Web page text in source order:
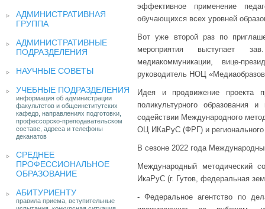
АДМИНИСТРАТИВНАЯ
ГРУППА
АДМИНИСТРАТИВНЫЕ
ПОДРАЗДЕЛЕНИЯ
НАУЧНЫЕ СОВЕТЫ
УЧЕБНЫЕ ПОДРАЗДЕЛЕНИЯ
информация об администрации
факультетов и общеинститутских
кафедр, направлениях подготовки,
профессорско-преподавательском
составе, адреса и телефоны
деканатов
СРЕДНЕЕ
ПРОФЕССИОНАЛЬНОЕ
ОБРАЗОВАНИЕ
АБИТУРИЕНТУ
правила приема, вступительные
эффективное применение
обучающихся всех уровней
Вот уже второй раз по
мероприятия выступает
медиакоммуникации, вице-
руководитель НОЦ
Идея и продвижение проекта
поликультурного
содействии Международного
ОЦ ИКаРуС (ФРГ) и регионального
В сезоне 2022 года
Международный методический
ИкаРуС (г. Гутов, федеральная
- Федеральное агентство по